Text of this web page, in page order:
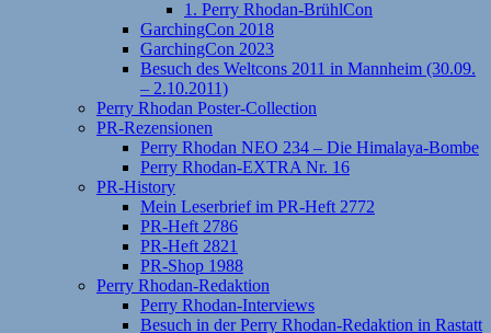
1. Perry Rhodan-BrühlCon
GarchingCon 2018
GarchingCon 2023
Besuch des Weltcons 2011 in Mannheim (30.09.
– 2.10.2011)
Perry Rhodan Poster-Collection
PR-Rezensionen
Perry Rhodan NEO 234 – Die Himalaya-Bombe
Perry Rhodan-EXTRA Nr. 16
PR-History
Mein Leserbrief im PR-Heft 2772
PR-Heft 2786
PR-Heft 2821
PR-Shop 1988
Perry Rhodan-Redaktion
Perry Rhodan-Interviews
Besuch in der Perry Rhodan-Redaktion in Rastatt